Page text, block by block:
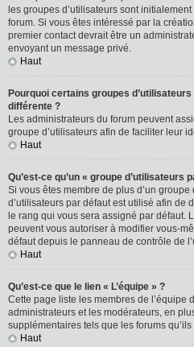
les groupes d’utilisateurs sont
forum. Si vous êtes intéressé par la
premier contact devrait être un
envoyant un message privé.
Haut
Pourquoi certains groupes
différente ?
Les administrateurs du forum peuvent
groupe d’utilisateurs afin de faciliter leur
Haut
Qu’est-ce qu’un « groupe d’utilisateurs
Si vous êtes membre de plus d’un groupe
d’utilisateurs par défaut est utilisé afin de
le rang qui vous sera assigné par défaut.
peuvent vous autoriser à modifier vous-
défaut depuis le panneau de contrôle de
Haut
Qu’est-ce que le lien « L’équipe » ?
Cette page liste les membres de l’équipe
administrateurs et les modérateurs, en
supplémentaires tels que les forums
Haut